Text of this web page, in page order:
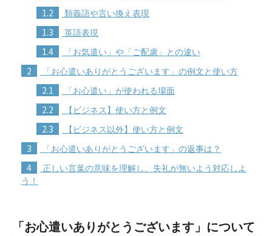
1.2 類義語や言い換え表現
1.3 英語表現
1.4 「お気遣い」や「ご配慮」との違い
2 「お心遣いありがとうございます」の例文と使い方
2.1 「お心遣い」が使われる場面
2.2 【ビジネス】使い方と例文
2.3 【ビジネス以外】使い方と例文
3 「お心遣いありがとうございます」の返事は？
4
正しい言葉の意味を理解し、失礼が無いよう対応しよ
う！
「お心遣いありがとうございます」について